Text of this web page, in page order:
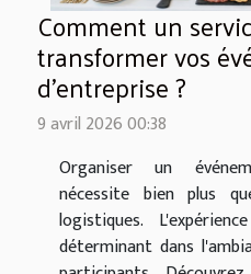
Comment un
transformer vos
d'entreprise ?
9 avril 2026 00:38
Organiser un
nécessite bien plus
logistiques.
déterminant dans